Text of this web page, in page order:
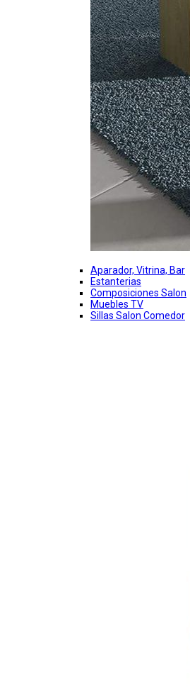
Aparador, Vitrina, Bar
Estanterias
Composiciones Salon
Muebles TV
Sillas Salon Comedor